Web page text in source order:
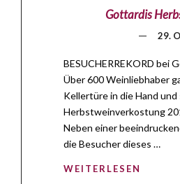
Gottardis
29.
BESUCHERREKORD
Über 600 Weinliebhaber
Kellertüre in die Hand
Herbstweinverkostung
Neben einer
die Besucher dieses …
WEITERLESEN